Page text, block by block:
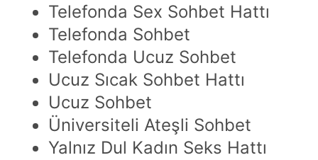
Telefonda Sex Sohbet Hattı
Telefonda Sohbet
Telefonda Ucuz Sohbet
Ucuz Sıcak Sohbet Hattı
Ucuz Sohbet
Üniversiteli Ateşli Sohbet
Yalnız Dul Kadın Seks Hattı